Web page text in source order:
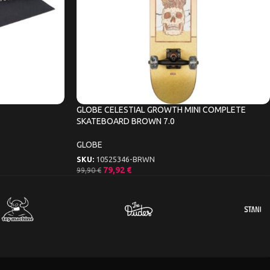
GLOBE CELESTIAL GROWTH MINI COMPLETE
SKATEBOARD BROWN 7.0
GLOBE
SKU: 10525346-BRWN
99,90€ 79,92 €